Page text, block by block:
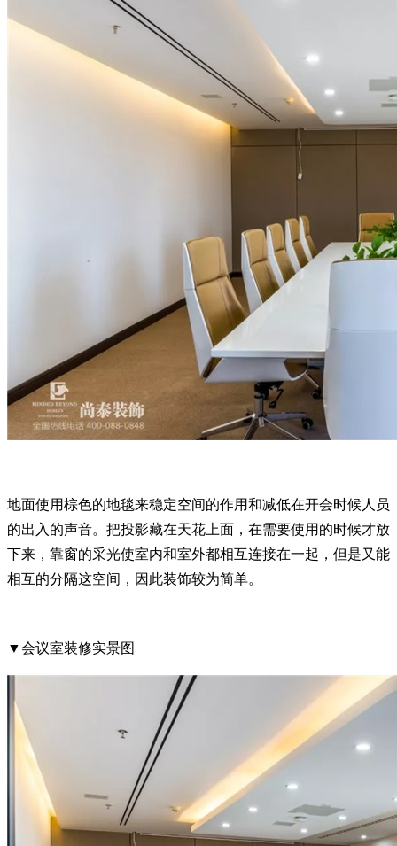
地面使用棕色的地毯来稳定空间的作用和减低在开会时候人员
的出入的声音。 把投影藏在天花上面，在需要使用的时候才放
下来，靠窗的采光使室内和室外都相互连接在一起，但是又能
相互的分隔这空间，因此装饰较为简单。
▼会议室装修实景图